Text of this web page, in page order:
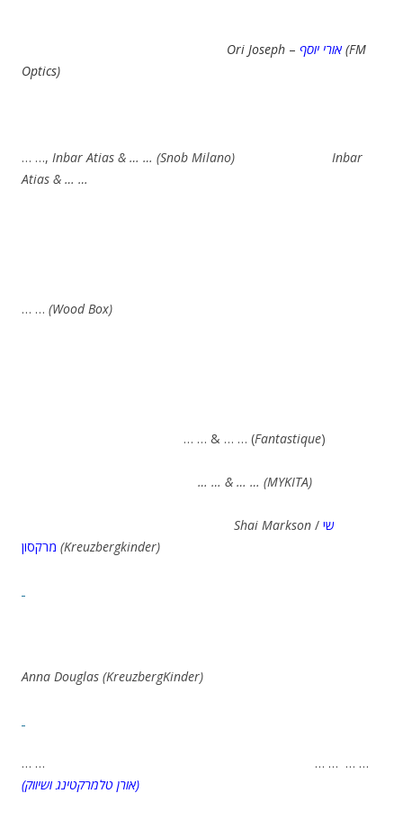
Ori Joseph – אורי יוסף (FM
Optics)
… …, Inbar Atias & … … (Snob Milano) Inbar
Atias & … …
… … (Wood Box)
… … & … … (Fantastique)
… … & … … (MYKITA)
Shai Markson / שי
מרקסון (Kreuzbergkinder)
Anna Douglas (KreuzbergKinder)
… … … … … …
(אורן טלמרקטינג ושיווק)